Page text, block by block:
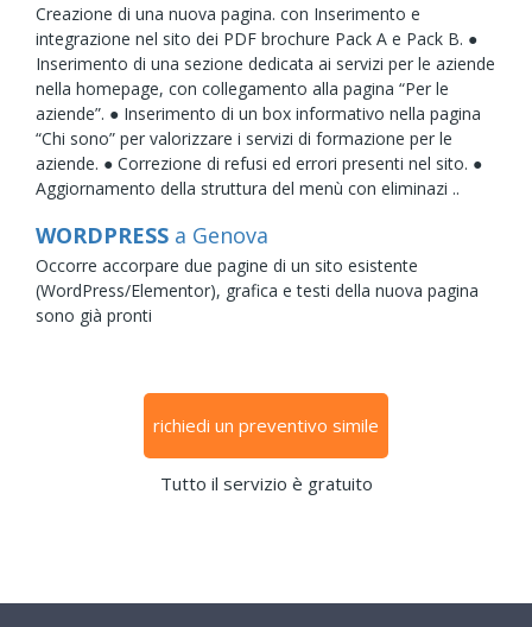
Creazione di una nuova pagina. con Inserimento e
integrazione nel sito dei PDF brochure Pack A e Pack B. ●
Inserimento di una sezione dedicata ai servizi per le aziende
nella homepage, con collegamento alla pagina “Per le
aziende”. ● Inserimento di un box informativo nella pagina
“Chi sono” per valorizzare i servizi di formazione per le
aziende. ● Correzione di refusi ed errori presenti nel sito. ●
Aggiornamento della struttura del menù con eliminazi ..
WORDPRESS a Genova
Occorre accorpare due pagine di un sito esistente
(WordPress/Elementor), grafica e testi della nuova pagina
sono già pronti
richiedi un preventivo simile
Tutto il servizio è gratuito